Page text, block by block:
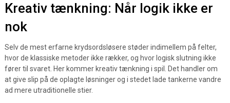
Kreativ tænkning: Når logik ikke er
nok
Selv de mest erfarne krydsordsløsere støder indimellem på felter,
hvor de klassiske metoder ikke rækker, og hvor logisk slutning ikke
fører til svaret. Her kommer kreativ tænkning i spil. Det handler om
at give slip på de oplagte løsninger og i stedet lade tankerne vandre
ad mere utraditionelle stier.